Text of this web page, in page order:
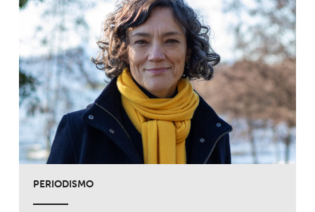
PERIODISMO